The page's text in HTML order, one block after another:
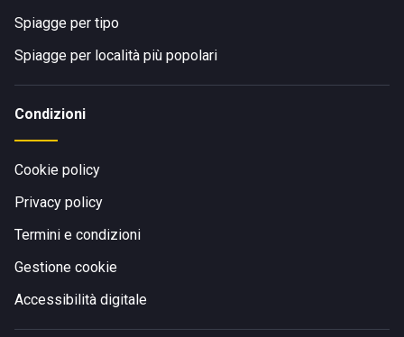
Spiagge per tipo
Spiagge per località più popolari
Condizioni
Cookie policy
Privacy policy
Termini e condizioni
Gestione cookie
Accessibilità digitale